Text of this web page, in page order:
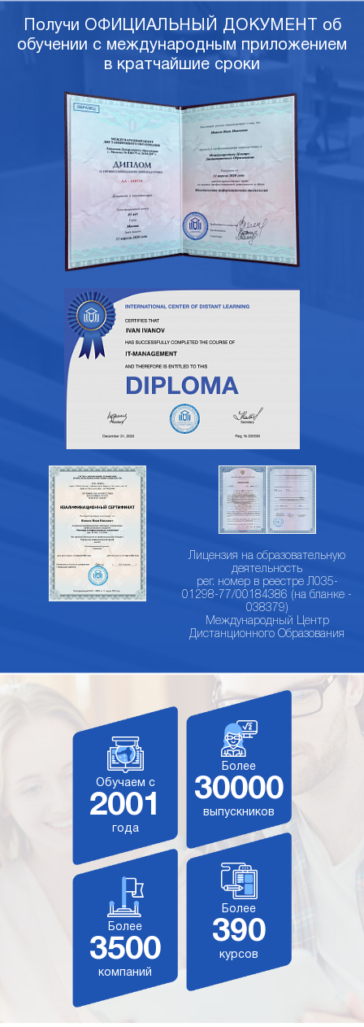
Получи ОФИЦИАЛЬНЫЙ ДОКУМЕНТ об
обучении с международным приложением
в кратчайшие сроки
Лицензия на образовательную
деятельность
рег. номер в реестре Л035-
01298-77/00184386 (на бланке -
038379)
Международный Центр
Дистанционного Образования
Обучаем с
2001
года
Более
30000
выпускников
Более
3500
компаний
Более
390
курсов